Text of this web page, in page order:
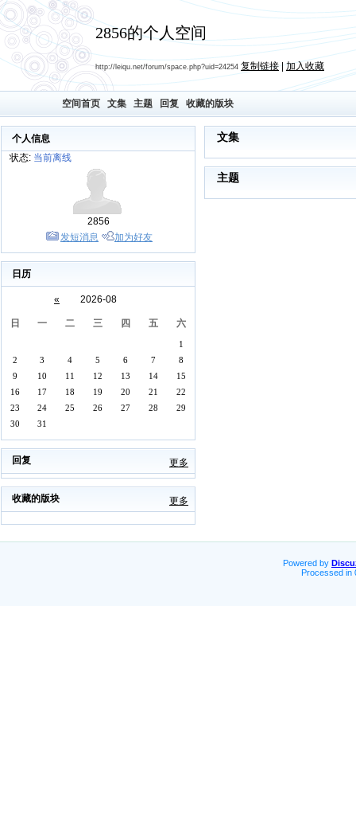
2856的个人空间
http://leiqu.net/forum/space.php?uid=24254 复制链接|加入收藏
空间首页 文集 主题 回复 收藏的版块
个人信息
状态: 当前离线
2856
发短消息
加为好友
日历
« 2026-08
日 一 二 三 四 五 六
1
2
3 4 5 6 7
8
9
10 11 12 13 14
15
16
17 18 19 20 21
22
23
24 25 26 27 28
29
30
31
回复 更多
收藏的版块 更多
文集
主题
Powered by
Processed in